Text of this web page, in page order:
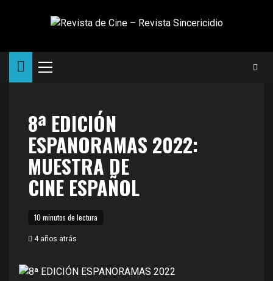
Menú
8ª EDICIÓN
ESPANORAMAS 2022:
MUESTRA DE
CINE ESPAÑOL
10 minutos de lectura
4 años atrás